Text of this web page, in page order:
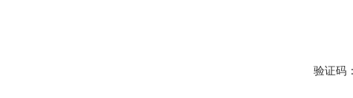
验证码